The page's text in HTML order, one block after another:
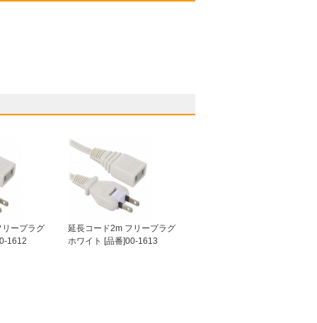
ープラグ
1612
延長コード2m フリープラグ
ホワイト [品番]00-1613